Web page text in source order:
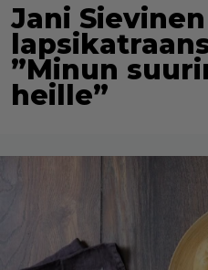
Jani
”Minun
heille”